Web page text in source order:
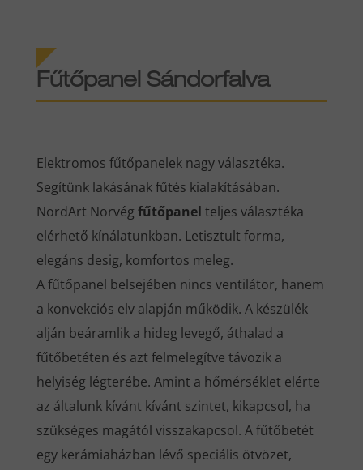
Fűtőpanel Sándorfalva
Elektromos fűtőpanelek nagy választéka.
Segítünk lakásának fűtés kialakításában.
NordArt Norvég fűtőpanel teljes választéka
elérhető kínálatunkban. Letisztult forma,
elegáns desig, komfortos meleg.
A fűtőpanel belsejében nincs ventilátor, hanem
a konvekciós elv alapján működik. A készülék
alján beáramlik a hideg levegő, áthalad a
fűtőbetéten és azt felmelegítve távozik a
helyiség légterébe. Amint a hőmérséklet elérte
az általunk kívánt kívánt szintet, kikapcsol, ha
szükséges magától visszakapcsol. A fűtőbetét
egy kerámiaházban lévő speciális ötvözet,